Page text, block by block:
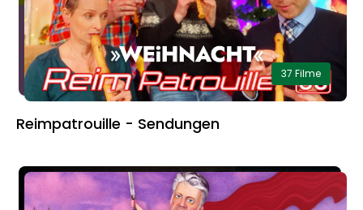
37 Filme
Reimpatrouille - Sendungen